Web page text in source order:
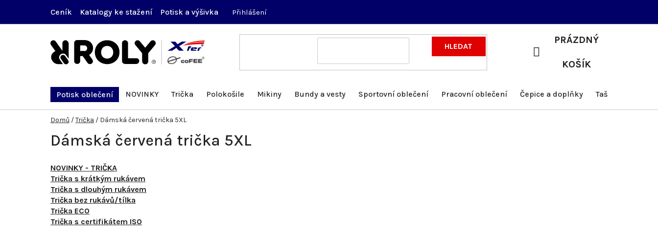
obsah
Ceník Katalogy ke stažení Potisk a výšivka Přihlášení
HLEDAT
NÁKUPNÍ
PRÁZDNÝ
KOŠÍK
Potisk oblečení NOVINKY Trička Polokošile Mikiny Bundy a vesty Sportovní oblečení Pracovní oblečení Čepice a doplňky Tašky a batohy
Domů /Trička / Dámská červená trička 5XL
Dámská červená trička 5XL
NOVINKY - TRIČKA
Trička s krátkým rukávem
Trička s dlouhým rukávem
Trička bez rukávů/tílka
Trička ECO
Trička s certifikátem ISO